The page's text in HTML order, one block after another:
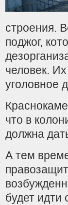
строения.
поджог,
человек.
уголовное
что в
должна
А тем
будет